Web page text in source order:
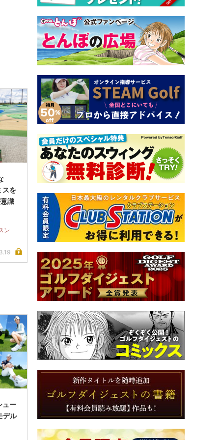
スを
識
ン
ュー
デル